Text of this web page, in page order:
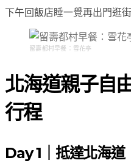
下午回飯店睡一覺再出門逛
留壽都村早餐：雪花亭
北海道親子自
行程
Day 1｜抵達北海